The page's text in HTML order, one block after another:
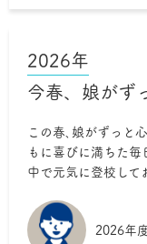
2026年
今春、娘がず
この春､娘がずっと
もに喜びに満ちた毎
中で元気に登校して
2026年